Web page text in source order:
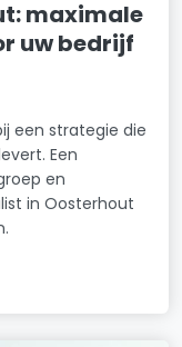
maximale
uw bedrijf
een strategie die
Een
en
in Oosterhout